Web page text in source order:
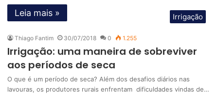
Leia mais » Irrigação
Thiago Fantim 30/07/2018 0 1.255
Irrigação: uma maneira de sobreviver
aos períodos de seca
O que é um período de seca? Além dos desafios diários nas
lavouras, os produtores rurais enfrentam dificuldades vindas de…